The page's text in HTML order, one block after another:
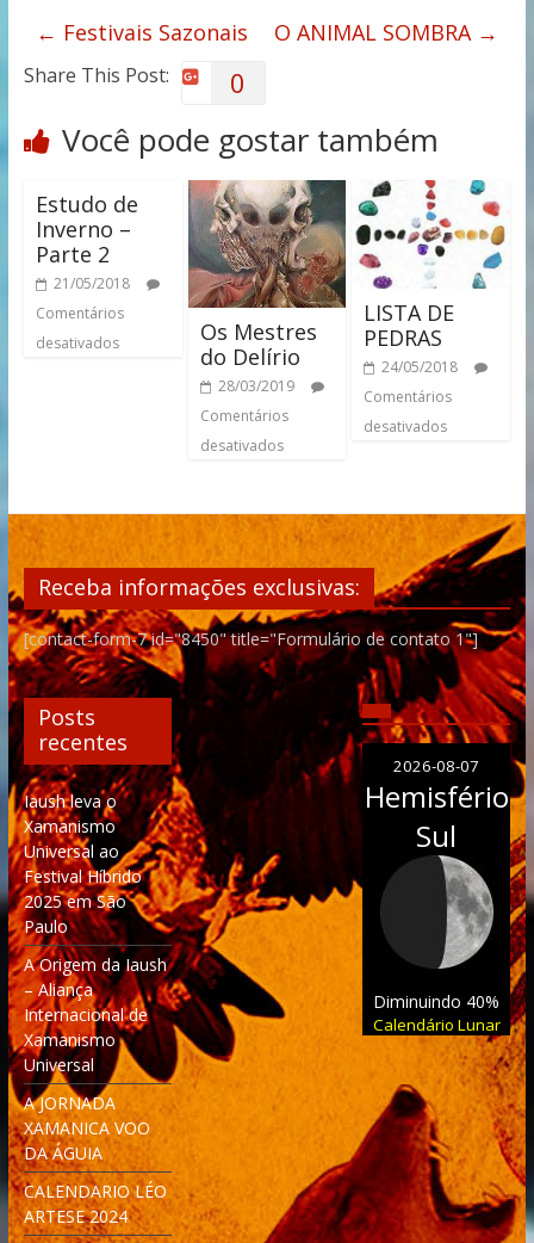
← Festivais Sazonais O ANIMAL SOMBRA →
Share This Post: 0
Você pode gostar também
Estudo de
Inverno –
Parte 2
21/05/2018
Comentários
desativados
Os Mestres
do Delírio
28/03/2019
Comentários
desativados
LISTA DE
PEDRAS
24/05/2018
Comentários
desativados
Receba informações exclusivas:
[contact-form-7 id="8450" title="Formulário de contato 1"]
Posts
recentes
Iaush leva o
Xamanismo
Universal ao
Festival Híbrido
2025 em São
Paulo
A Origem da Iaush
– Aliança
Internacional de
Xamanismo
Universal
A JORNADA
XAMANICA VOO
DA ÁGUIA
CALENDARIO LÉO
ARTESE 2024
2026-08-07
Hemisfério
Sul
Diminuindo 40%
Calendário Lunar